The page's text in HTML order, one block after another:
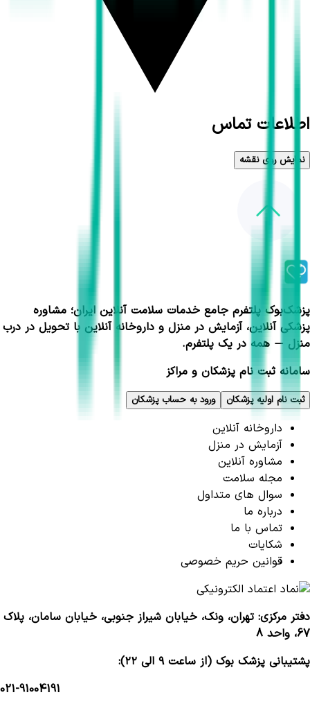
اطلاعات تماس
نمایش روی نقشه
پزشک‌بوک پلتفرم جامع خدمات سلامت آنلاین ایران؛ مشاوره
پزشکی آنلاین، آزمایش در منزل و داروخانه آنلاین با تحویل در درب
منزل — همه در یک پلتفرم.
سامانه ثبت نام پزشکان و مراکز
ثبت نام اولیه پزشکان ورود به حساب پزشکان
داروخانه آنلاین
آزمایش در منزل
مشاوره آنلاین
مجله سلامت
سوال های متداول
درباره ما
تماس با ما
شکایات
قوانین حریم خصوصی
دفتر مرکزی: تهران، ونک، خیابان شیراز جنوبی، خیابان سامان، پلاک
67، واحد 8
پشتیبانی پزشک بوک (از ساعت ۹ الی ۲۲):
021-91004191